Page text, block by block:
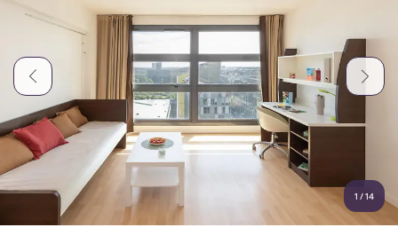
Mais
Conta Língua
English (GB)
Selecione um país
Reservar agora
Chinese Español
Català Deutsch
Italian French
Portuguese
1 /14